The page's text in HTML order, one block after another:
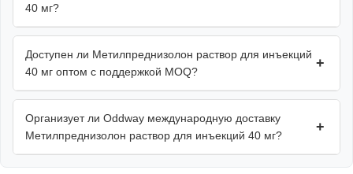
40 мг?
Доступен ли Метилпреднизолон раствор для инъекций
40 мг оптом с поддержкой MOQ?
+
Организует ли Oddway международную доставку
Метилпреднизолон раствор для инъекций 40 мг?
+